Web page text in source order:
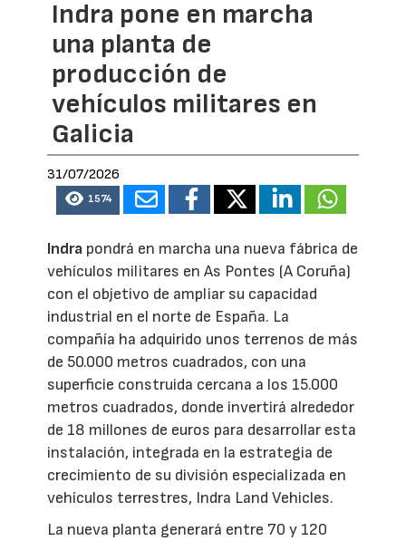
Indra pone en marcha
una planta de
producción de
vehículos militares en
Galicia
31/07/2026
1574
Indra pondrá en marcha una nueva fábrica de
vehículos militares en As Pontes (A Coruña)
con el objetivo de ampliar su capacidad
industrial en el norte de España. La
compañía ha adquirido unos terrenos de más
de 50.000 metros cuadrados, con una
superficie construida cercana a los 15.000
metros cuadrados, donde invertirá alrededor
de 18 millones de euros para desarrollar esta
instalación, integrada en la estrategia de
crecimiento de su división especializada en
vehículos terrestres, Indra Land Vehicles.
La nueva planta generará entre 70 y 120